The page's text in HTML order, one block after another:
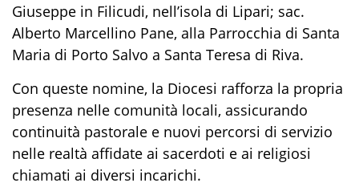
Giuseppe in Filicudi, nell’isola di Lipari; sac.
Alberto Marcellino Pane, alla Parrocchia di Santa
Maria di Porto Salvo a Santa Teresa di Riva.
Con queste nomine, la Diocesi rafforza la propria
presenza nelle comunità locali, assicurando
continuità pastorale e nuovi percorsi di servizio
nelle realtà affidate ai sacerdoti e ai religiosi
chiamati ai diversi incarichi.